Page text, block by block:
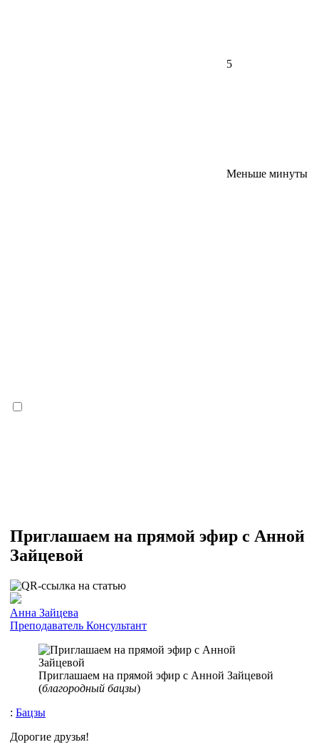
5
Меньше минуты
Приглашаем на прямой эфир с Анной
Зайцевой
Анна Зайцева
Преподаватель Консультант
Приглашаем на прямой эфир с Анной Зайцевой
(благородный бацзы)
: Бацзы
Дорогие друзья!